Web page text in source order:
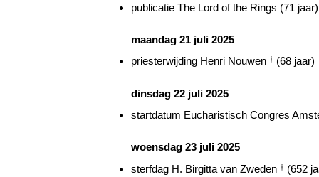
publicatie The Lord of the Rings (71 jaar)
maandag 21 juli 2025
priesterwijding Henri Nouwen † (68 jaar)
dinsdag 22 juli 2025
startdatum Eucharistisch Congres
woensdag 23 juli 2025
sterfdag H. Birgitta van Zweden † (652